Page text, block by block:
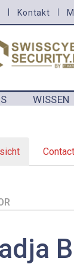
Kontakt
WISSEN
(aktiver
Reiter)
Contact